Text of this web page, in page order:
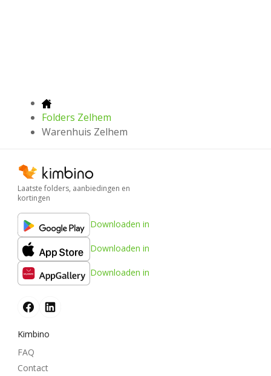
Folders Zelhem
Warenhuis Zelhem
Laatste folders, aanbiedingen en
kortingen
Downloaden in
Downloaden in
Downloaden in
Kimbino
FAQ
Contact